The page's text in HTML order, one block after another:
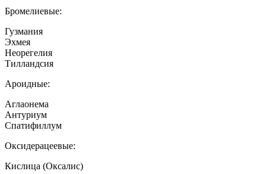
Бромелиевые:
Гузмания
Эхмея
Неорегелия
Тилландсия
Ароидные:
Аглаонема
Антуриум
Спатифиллум
Оксидерацеевые:
Кислица (Оксалис)